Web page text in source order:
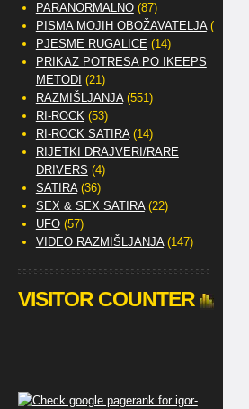
PARANORMALNO(87)
PISMA MOJIH OBOŽAVATELJA(2)
PJESME RUGALICE (14)
PRIKAZ POTRESA PO IKEEPS
METODI (21)
RAZMIŠLJANJA(551)
RI-ROCK(53)
RI-ROCK SATIRA(14)
RIJETKI DRAJVERI/RARE
DRIVERS (4)
SATIRA(36)
SEX & SEX SATIRA(22)
UFO(57)
VIDEO RAZMIŠLJANJA(147)
VISITOR COUNTER